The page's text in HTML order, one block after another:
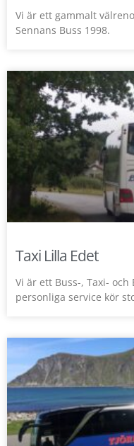
Vi är ett gammalt
Sennans Buss 1998.
Taxi Lilla Edet
Vi är ett Buss-, Taxi-
personliga service kör